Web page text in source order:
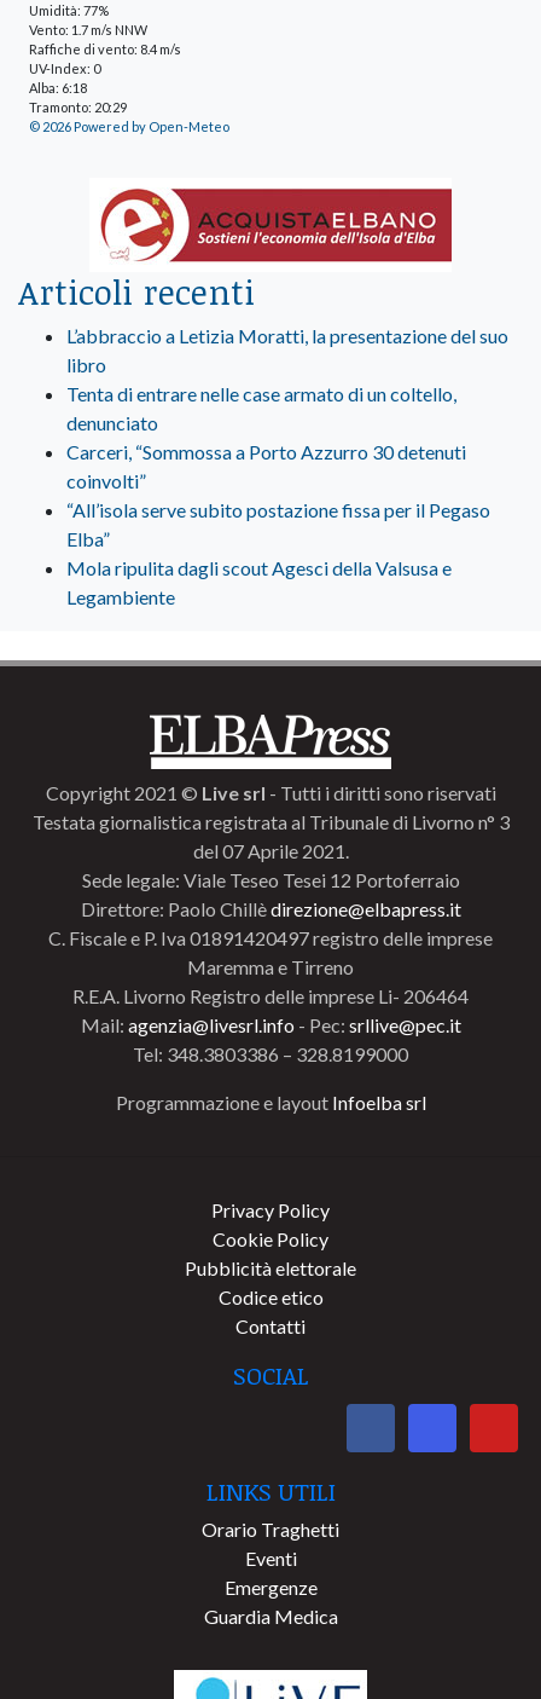
Umidità: 77%
Vento: 1.7 m/s NNW
Raffiche di vento: 8.4 m/s
UV-Index: 0
Alba: 6:18
Tramonto: 20:29
© 2026 Powered by Open-Meteo
Articoli recenti
L’abbraccio a Letizia Moratti, la presentazione del suo
libro
Tenta di entrare nelle case armato di un coltello,
denunciato
Carceri, “Sommossa a Porto Azzurro 30 detenuti
coinvolti”
“All’isola serve subito postazione fissa per il Pegaso
Elba”
Mola ripulita dagli scout Agesci della Valsusa e
Legambiente
Copyright 2021 © Live srl - Tutti i diritti sono riservati
Testata giornalistica registrata al Tribunale di Livorno n° 3
del 07 Aprile 2021.
Sede legale: Viale Teseo Tesei 12 Portoferraio
Direttore: Paolo Chillèdirezione@elbapress.it
C. Fiscale e P. Iva 01891420497 registro delle imprese
Maremma e Tirreno
R.E.A. Livorno Registro delle imprese Li- 206464
Mail: agenzia@livesrl.info - Pec: srllive@pec.it
Tel: 348.3803386 – 328.8199000
Programmazione e layout Infoelba srl
Privacy Policy
Cookie Policy
Pubblicità elettorale
Codice etico
Contatti
SOCIAL
LINKS UTILI
Orario Traghetti
Eventi
Emergenze
Guardia Medica